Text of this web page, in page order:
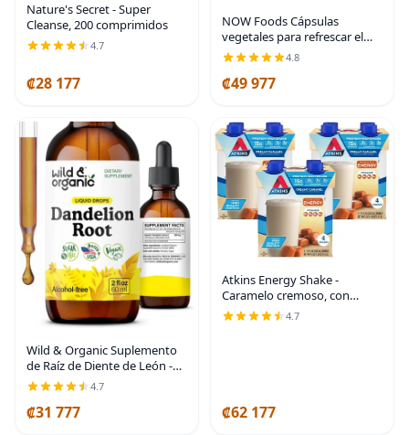
Nature's Secret - Super
Cleanse, 200 comprimidos
4.7
₡28 177
NOW Foods Cápsulas
vegetales para refrescar el
hígado, 180 cápsulas
(paquete de 2)
4.8
₡49 977
Wild & Organic Suplemento
de Raíz de Diente de León -
Soporte para Limpieza de
Desintoxicación del Hígado -
Tintura de Raíz de Diente de
4.7
₡31 777
Atkins Energy Shake -
Caramelo cremoso, con
vitaminas B y proteínas. Apto
para cetogénicos y sin
4.7
₡62 177